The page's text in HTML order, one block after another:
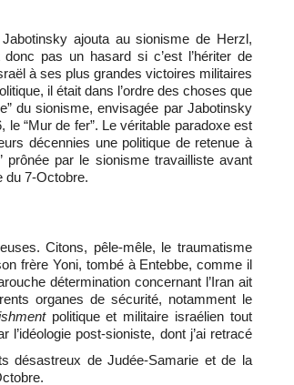
ajouta au sionisme de Herzl,
pas un hasard si c’est l’hériter de
à ses plus grandes victoires militaires
il était dans l’ordre des choses que
du sionisme, envisagée par Jabotinsky
“Mur de fer”. Le véritable paradoxe est
décennies une politique de retenue à
prônée par le sionisme travailliste avant
du 7-Octobre.
Citons, pêle-mêle, le traumatisme
frère Yoni, tombé à Entebbe, comme il
détermination concernant l’Iran ait
organes de sécurité, notamment le
politique et militaire israélien tout
post-sioniste, dont j’ai retracé
désastreux de Judée-Samarie et de la